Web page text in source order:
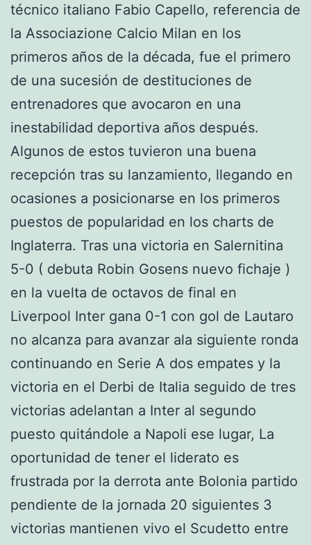
técnico italiano Fabio Capello, referencia de
la Associazione Calcio Milan en los
primeros años de la década, fue el primero
de una sucesión de destituciones de
entrenadores que avocaron en una
inestabilidad deportiva años después.
Algunos de estos tuvieron una buena
recepción tras su lanzamiento, llegando en
ocasiones a posicionarse en los primeros
puestos de popularidad en los charts de
Inglaterra. Tras una victoria en Salernitina
5-0 ( debuta Robin Gosens nuevo fichaje )
en la vuelta de octavos de final en
Liverpool Inter gana 0-1 con gol de Lautaro
no alcanza para avanzar ala siguiente ronda
continuando en Serie A dos empates y la
victoria en el Derbi de Italia seguido de tres
victorias adelantan a Inter al segundo
puesto quitándole a Napoli ese lugar, La
oportunidad de tener el liderato es
frustrada por la derrota ante Bolonia partido
pendiente de la jornada 20 siguientes 3
victorias mantienen vivo el Scudetto entre